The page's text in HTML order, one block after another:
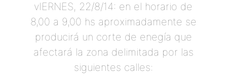
vIERNES, 22/8/14: en el horario de
8,00 a 9,00 hs aproximadamente se
producirá un corte de enegía que
afectará la zona delimitada por las
siguientes calles: